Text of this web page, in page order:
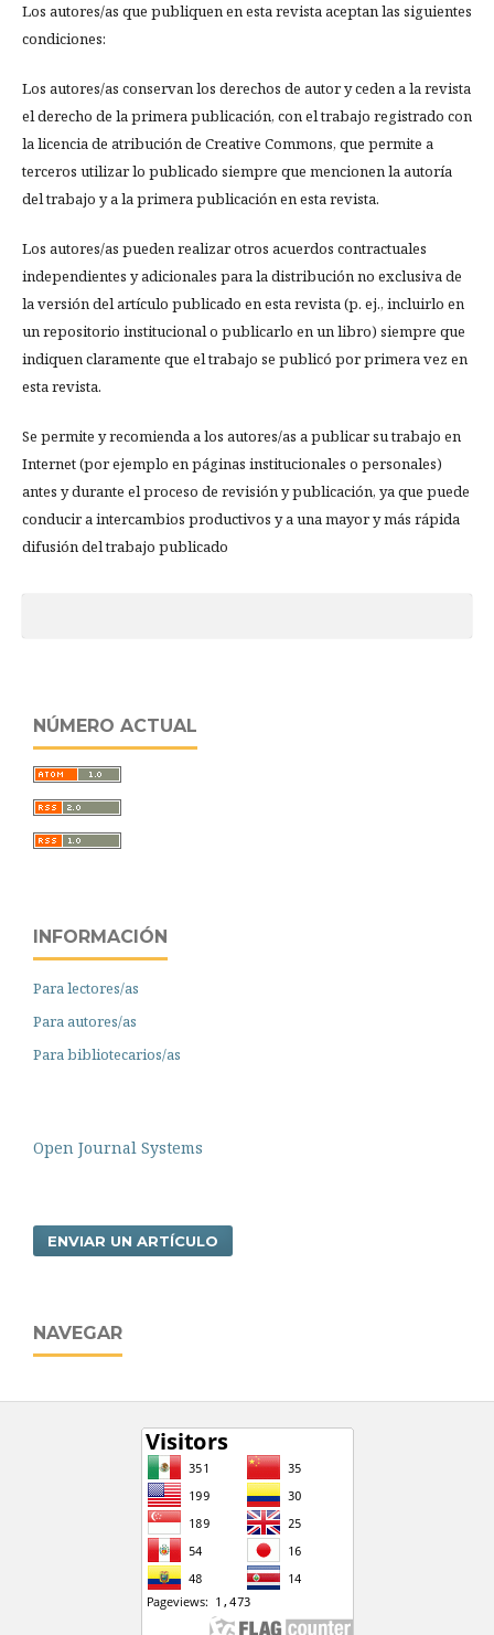
Los autores/as que publiquen en esta revista aceptan las siguientes
condiciones:
Los autores/as conservan los derechos de autor y ceden a la revista
el derecho de la primera publicación, con el trabajo registrado con
la licencia de atribución de Creative Commons, que permite a
terceros utilizar lo publicado siempre que mencionen la autoría
del trabajo y a la primera publicación en esta revista.
Los autores/as pueden realizar otros acuerdos contractuales
independientes y adicionales para la distribución no exclusiva de
la versión del artículo publicado en esta revista (p. ej., incluirlo en
un repositorio institucional o publicarlo en un libro) siempre que
indiquen claramente que el trabajo se publicó por primera vez en
esta revista.
Se permite y recomienda a los autores/as a publicar su trabajo en
Internet (por ejemplo en páginas institucionales o personales)
antes y durante el proceso de revisión y publicación, ya que puede
conducir a intercambios productivos y a una mayor y más rápida
difusión del trabajo publicado
NÚMERO ACTUAL
INFORMACIÓN
Para lectores/as
Para autores/as
Para bibliotecarios/as
Open Journal Systems
ENVIAR UN ARTÍCULO
NAVEGAR